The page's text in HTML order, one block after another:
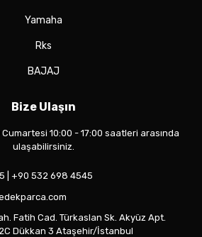
Yamaha
Rks
BAJAJ
Bize Ulaşın
10:00 - 17:00 saatleri arasında
ulaşabilirsiniz.
| +90 532 698 4545
Fatih Cad. Türkaslan Sk. Akyüz Apt.
Dükkan 3 Ataşehir/İstanbul